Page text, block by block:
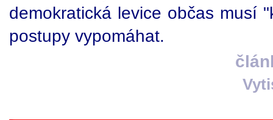
demokratická levice občas musí
postupy vypomáhat.